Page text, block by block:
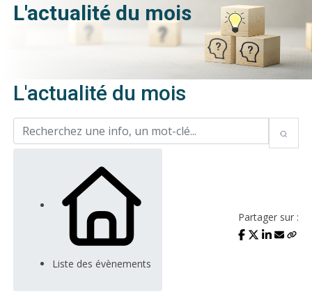
L'actualité du mois
L'actualité du mois
Liste des évènements
Partager sur :